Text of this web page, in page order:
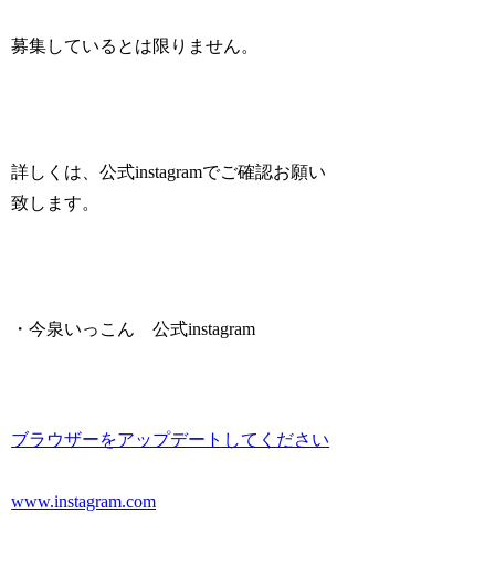
募集しているとは限りません。
詳しくは、公式instagramでご確認お願い
致します。
・今泉いっこん 公式instagram
ブラウザーをアップデートしてください
www.instagram.com